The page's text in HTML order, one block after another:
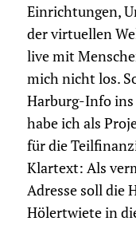
Einrichtungen,
der virtuellen
live mit
mich nicht los.
Harburg-Info ins
habe ich als
für die
Klartext: Als
Adresse soll die
Hölertwiete in